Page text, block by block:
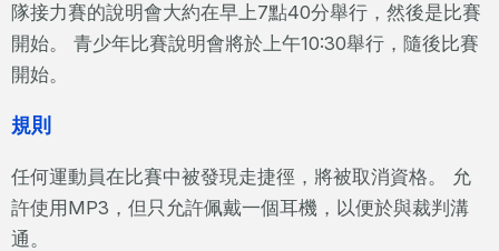
隊接力賽的說明會大約在早上7點40分舉行，然後是比賽
開始。 青少年比賽說明會將於上午10:30舉行，隨後比賽
開始。
規則
任何運動員在比賽中被發現走捷徑，將被取消資格。 允
許使用MP3，但只允許佩戴一個耳機，以便於與裁判溝
通。